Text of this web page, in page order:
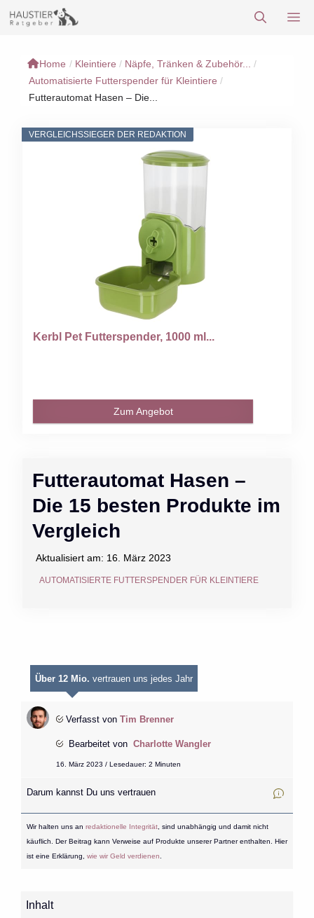
Inhalt
Home / Kleintiere / Näpfe, Tränken & Zubehör...
/
Automatisierte Futterspender für Kleintiere /
Futterautomat Hasen – Die...
Futterautomat Hasen –
Die 15 besten Produkte im
Vergleich
Aktualisiert am: 16. März 2023
AUTOMATISIERTE FUTTERSPENDER FÜR KLEINTIERE
VERGLEICHSSIEGER DER REDAKTION
Kerbl Pet Futterspender, 1000 ml...
Zum Angebot
Über 12 Mio. vertrauen uns jedes Jahr
Verfasst von Tim Brenner
Bearbeitet von Charlotte Wangler
16. März 2023 / Lesedauer: 2 Minuten
Darum kannst Du uns vertrauen
Wir halten uns an redaktionelle Integrität, sind unabhängig und damit nicht
käuflich. Der Beitrag kann Verweise auf Produkte unserer Partner enthalten. Hier
ist eine Erklärung, wie wir Geld verdienen
Inhalt